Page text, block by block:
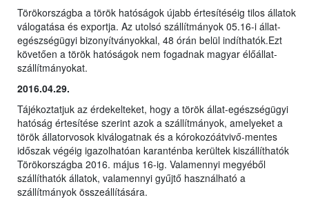
Törökországba a török hatóságok újabb értesítéséig tilos állatok
válogatása és exportja. Az utolsó szállítmányok 05.16-i állat-
egészségügyi bizonyítványokkal, 48 órán belül indíthatók.Ezt
követően a török hatóságok nem fogadnak magyar élőállat-
szállítmányokat.
2016.04.29.
Tájékoztatjuk az érdekelteket, hogy a török állat-egészségügyi
hatóság értesítése szerint azok a szállítmányok, amelyeket a
török állatorvosok kiválogatnak és a kórokozóátvivő-mentes
időszak végéig igazolhatóan karanténba kerültek kiszállíthatók
Törökországba 2016. május 16-ig. Valamennyi megyéből
szállíthatók állatok, valamennyi gyűjtő használható a
szállítmányok összeállítására.